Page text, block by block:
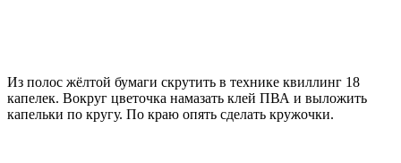
Из полос жёлтой бумаги скрутить в технике квиллинг 18
капелек. Вокруг цветочка намазать клей ПВА и выложить
капельки по кругу. По краю опять сделать кружочки.